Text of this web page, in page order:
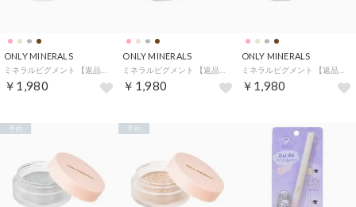
ONLY MINERALS
￥1,980
ONLY MINERALS
￥1,980
ONLY MINERALS
ミネラルピグメント 【返品不可商品】 （2ココア）
￥1,980
予約 予約